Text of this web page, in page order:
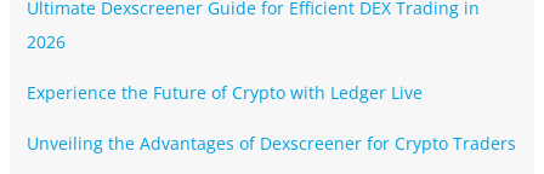
Ultimate Dexscreener Guide for Efficient DEX Trading in
2026
Experience the Future of Crypto with Ledger Live
Unveiling the Advantages of Dexscreener for Crypto Traders